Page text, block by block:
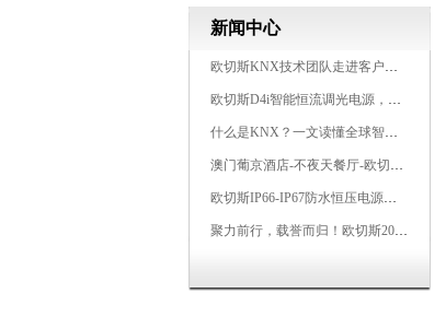
新闻中心
欧切斯KNX技术团队走进客户企业，为智能照明项目提供专业技术支持
欧切斯D4i智能恒流调光电源，引领未来照明生态
什么是KNX？一文读懂全球智能建筑控制标准
澳门葡京酒店-不夜天餐厅-欧切斯KNX智能控制系统打造高端智慧空间
欧切斯IP66-IP67防水恒压电源，无惧风雨，智稳如一
聚力前行，载誉而归！欧切斯2026光亚展完美收官